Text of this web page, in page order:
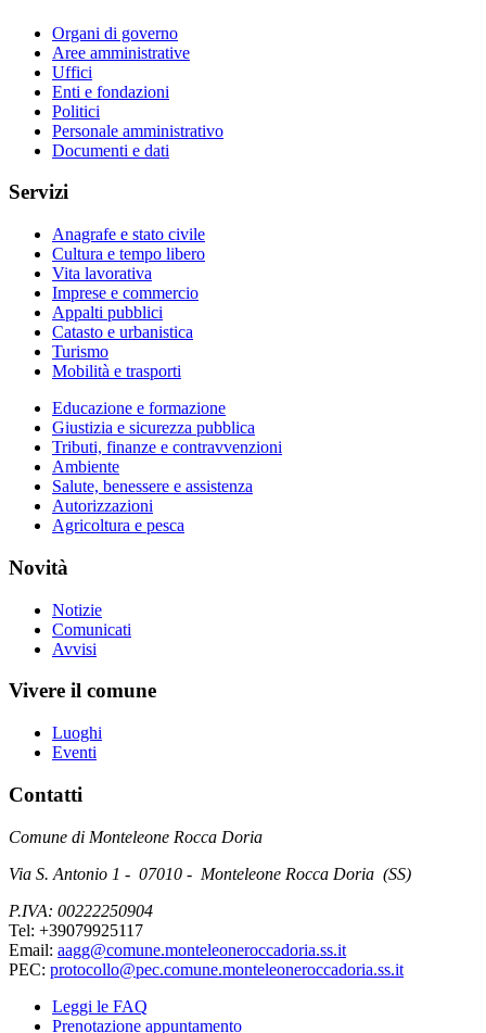
Organi di governo
Aree amministrative
Uffici
Enti e fondazioni
Politici
Personale amministrativo
Documenti e dati
Servizi
Anagrafe e stato civile
Cultura e tempo libero
Vita lavorativa
Imprese e commercio
Appalti pubblici
Catasto e urbanistica
Turismo
Mobilità e trasporti
Educazione e formazione
Giustizia e sicurezza pubblica
Tributi, finanze e contravvenzioni
Ambiente
Salute, benessere e assistenza
Autorizzazioni
Agricoltura e pesca
Novità
Notizie
Comunicati
Avvisi
Vivere il comune
Luoghi
Eventi
Contatti
Comune di Monteleone Rocca Doria
Via S. Antonio 1 - 07010 - Monteleone Rocca Doria (SS)
P.IVA: 00222250904
Tel: +39079925117
Email: aagg@comune.monteleoneroccadoria.ss.it
PEC: protocollo@pec.comune.monteleoneroccadoria.ss.it
Leggi le FAQ
Prenotazione appuntamento